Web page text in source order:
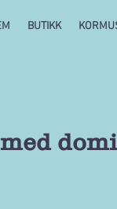
BUTIKK